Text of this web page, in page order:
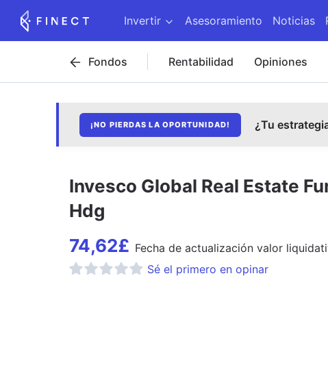
Invertir Asesoramiento Noticias
Fondos Rentabilidad Opiniones
¡NO PIERDAS LA OPORTUNIDAD! ¿Tu
Invesco Global Real Estate
Hdg
74,62£ Fecha de actualización valor
Sé el primero en opinar